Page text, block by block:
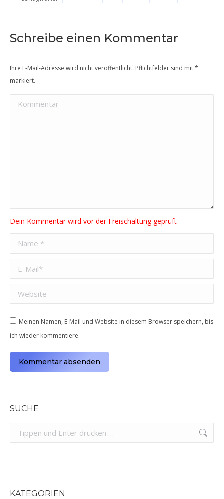
Schreibe einen Kommentar
Ihre E-Mail-Adresse wird nicht veröffentlicht. Pflichtfelder sind mit*
markiert.
Kommentar
Name *
E-Mail *
Website
Meinen Namen, E-Mail und Website in diesem Browser speichern, bis
ich wieder kommentiere.
Kommentar absenden
SUCHE
Search:
KATEGORIEN